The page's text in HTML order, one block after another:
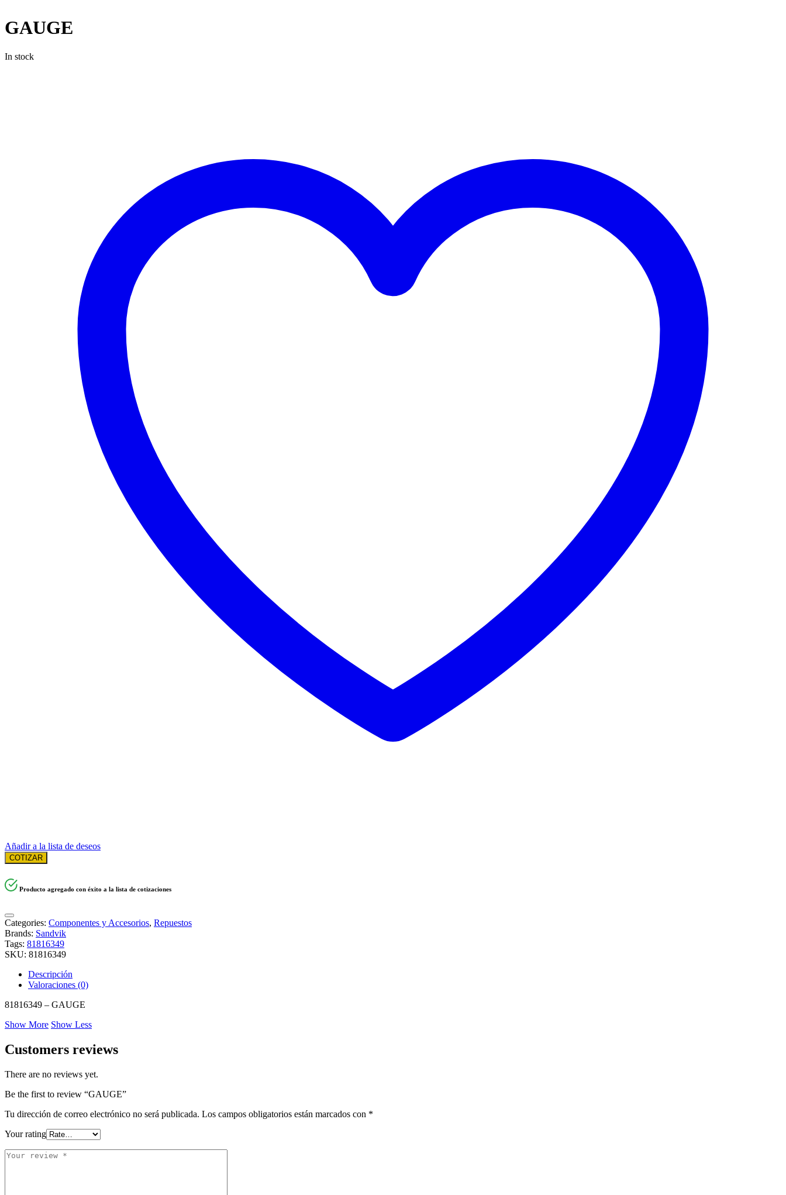
GAUGE
In stock
Añadir a la lista de deseos
COTIZAR
Producto agregado con éxito a la lista de cotizaciones
Categories: Componentes y Accesorios, Repuestos
Brands: Sandvik
Tags: 81816349
SKU: 81816349
Descripción
Valoraciones (0)
81816349 – GAUGE
Show More Show Less
Customers reviews
There are no reviews yet.
Be the first to review “GAUGE”
Tu dirección de correo electrónico no será publicada. Los campos obligatorios están marcados con *
Your rating